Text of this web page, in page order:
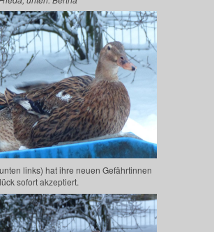
links) hat ihre neuen Gefährtinnen
sofort akzeptiert.